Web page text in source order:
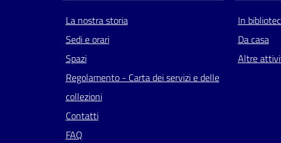
La nostra storia
Sedi e orari
Spazi
Regolamento - Carta dei servizi e delle
collezioni
Contatti
FAQ
In
Da casa
Altre